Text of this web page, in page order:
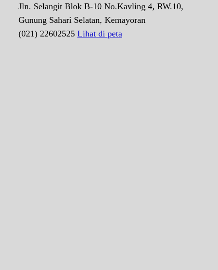
Jln. Selangit Blok B-10 No.Kavling 4, RW.10,
Gunung Sahari Selatan, Kemayoran
(021) 22602525 Lihat di peta